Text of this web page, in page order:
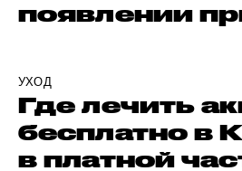
появлении
УХОД
Где лечить
бесплатно в
в платной